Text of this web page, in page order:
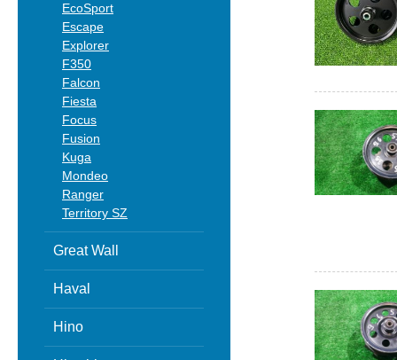
EcoSport
Escape
Explorer
F350
Falcon
Fiesta
Focus
Fusion
Kuga
Mondeo
Ranger
Territory SZ
Great Wall
Haval
Hino